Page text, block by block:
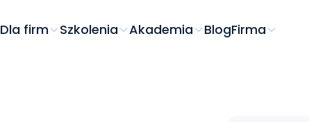
Dla firm Szkolenia Akademia BlogFirma